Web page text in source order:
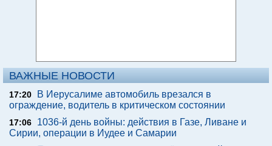
ВАЖНЫЕ НОВОСТИ
17:20
В Иерусалиме автомобиль врезался в
ограждение, водитель в критическом состоянии
17:06
1036-й день войны: действия в Газе, Ливане и
Сирии, операции в Иудее и Самарии